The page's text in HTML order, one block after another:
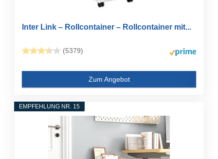
Inter Link – Rollcontainer – Rollcontainer mit...
(5379)
Zum Angebot
EMPFEHLUNG NR. 15